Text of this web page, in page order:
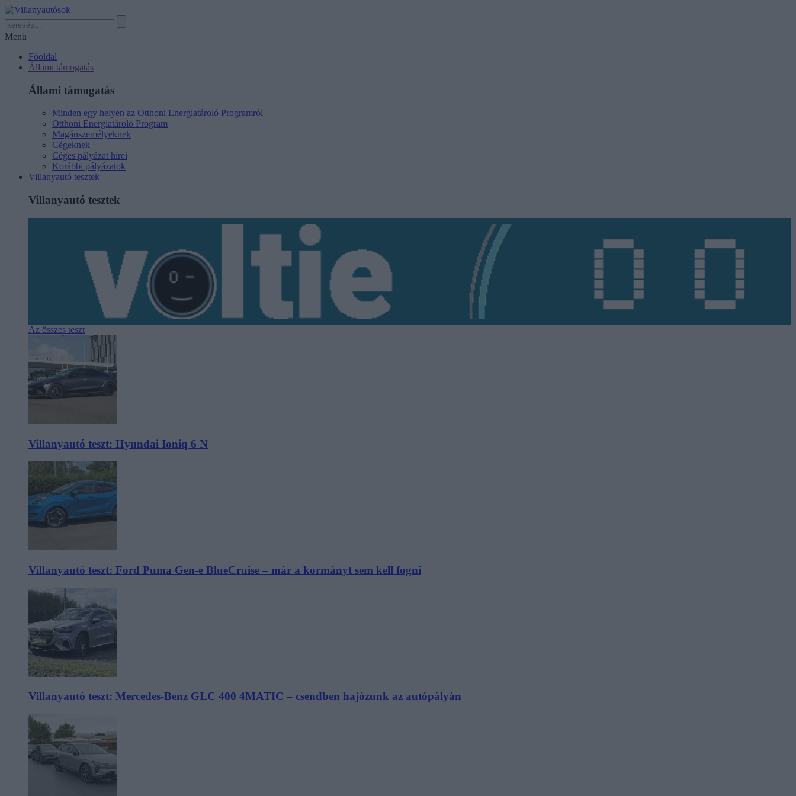
Menü
Főoldal
Állami támogatás
Állami támogatás
Minden egy helyen az Otthoni Energiatároló Programról
Otthoni Energiatároló Program
Magánszemélyeknek
Cégeknek
Céges pályázat hírei
Korábbi pályázatok
Villanyautó tesztek
Villanyautó tesztek
Az összes teszt
Villanyautó teszt: Hyundai Ioniq 6 N
Villanyautó teszt: Ford Puma Gen-e BlueCruise – már a kormányt sem kell fogni
Villanyautó teszt: Mercedes-Benz GLC 400 4MATIC – csendben hajózunk az autópályán